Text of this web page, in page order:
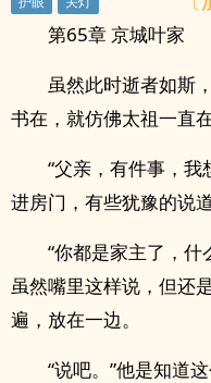
第65章 京城叶家
虽然此时逝者如斯
书在，就仿佛太祖一直
“父亲，有件事，我
进房门，有些犹豫的说道
“你都是家主了，
虽然嘴里这样说，但还
遍，放在一边。
“说吧。”他是知道